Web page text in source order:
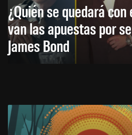
¿Quién se quedará
van las apuestas por
James Bond